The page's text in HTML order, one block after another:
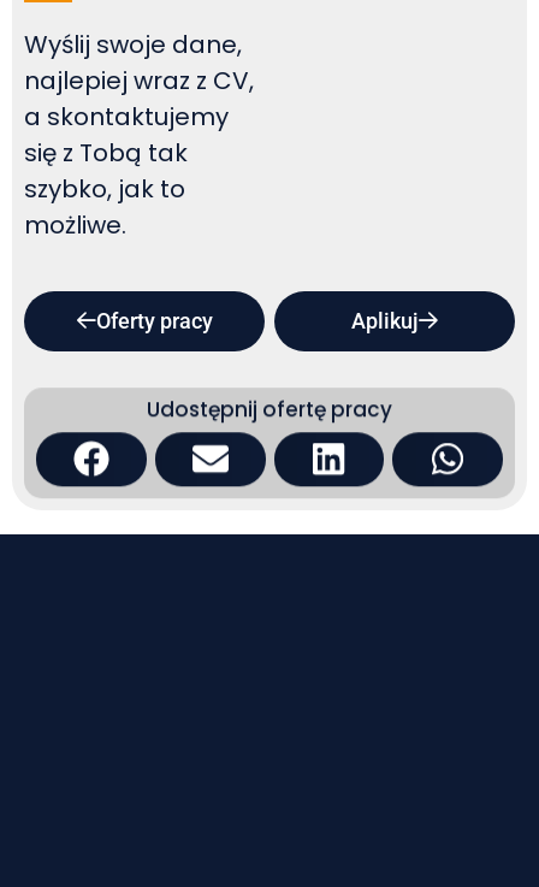
Wyślij swoje dane,
najlepiej wraz z CV,
a skontaktujemy
się z Tobą tak
szybko, jak to
możliwe.
Oferty pracy Aplikuj
Udostępnij ofertę pracy